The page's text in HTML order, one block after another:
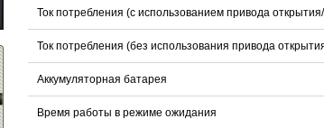
Ток потребления (с использованием привода
Ток потребления (без использования привода
Аккумуляторная батарея
Время работы в режиме ожидания